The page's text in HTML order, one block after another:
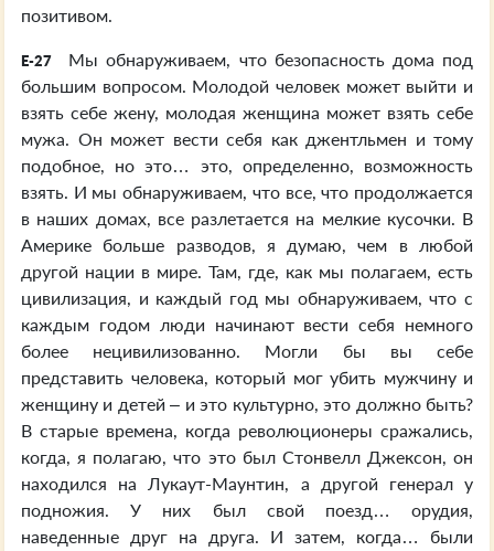
позитивом.
E-27
Мы обнаруживаем, что безопасность дома под
большим вопросом. Молодой человек может выйти и
взять себе жену, молодая женщина может взять себе
мужа. Он может вести себя как джентльмен и тому
подобное, но это… это, определенно, возможность
взять. И мы обнаруживаем, что все, что продолжается
в наших домах, все разлетается на мелкие кусочки. В
Америке больше разводов, я думаю, чем в любой
другой нации в мире. Там, где, как мы полагаем, есть
цивилизация, и каждый год мы обнаруживаем, что с
каждым годом люди начинают вести себя немного
более нецивилизованно. Могли бы вы себе
представить человека, который мог убить мужчину и
женщину и детей – и это культурно, это должно быть?
В старые времена, когда революционеры сражались,
когда, я полагаю, что это был Стонвелл Джексон, он
находился на Лукаут-Маунтин, а другой генерал у
подножия. У них был свой поезд… орудия,
наведенные друг на друга. И затем, когда… были